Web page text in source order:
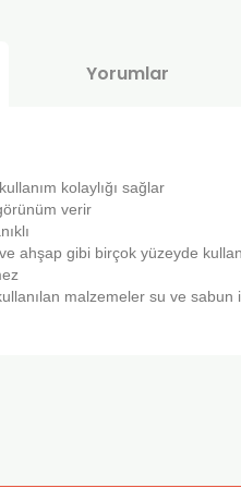
Yorumlar
kolaylığı sağlar
verir
ahşap gibi birçok yüzeyde
malzemeler su ve